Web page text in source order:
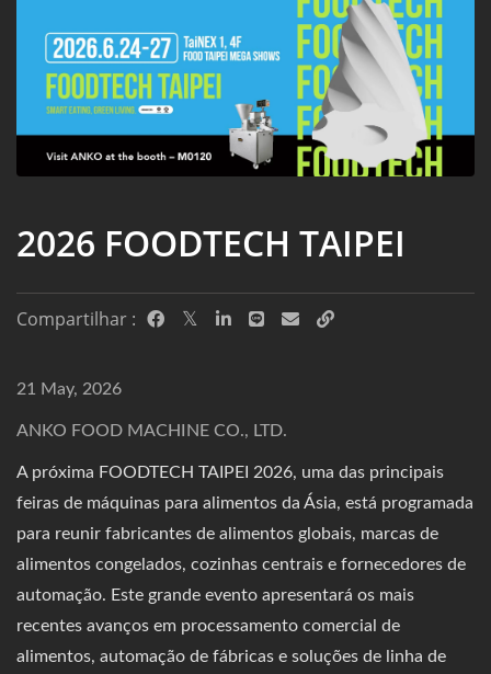
2026 FOODTECH TAIPEI
Compartilhar :
21 May, 2026
ANKO FOOD MACHINE CO., LTD.
A próxima FOODTECH TAIPEI 2026, uma das principais
feiras de máquinas para alimentos da Ásia, está programada
para reunir fabricantes de alimentos globais, marcas de
alimentos congelados, cozinhas centrais e fornecedores de
automação. Este grande evento apresentará os mais
recentes avanços em processamento comercial de
alimentos, automação de fábricas e soluções de linha de